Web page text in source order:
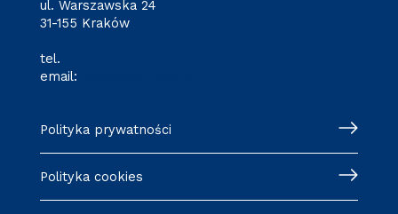
ul. Warszawska 24
31-155 Kraków
tel.
email:
Polityka prywatności
Polityka cookies